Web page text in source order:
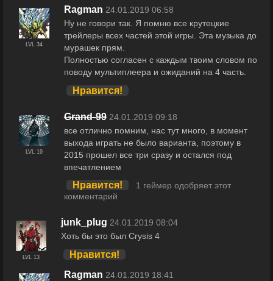
LVL 34
Ragman 24.01.2019 06:58
Ну не говори так. Я помню все крутецкие
трейлеры всех частей этой игры. Эта музыка до
мурашек прям.
Полностью согласен с каждым твоим словом по
поводу мультиплеера и ожиданий на 4 часть.
Нравится!
LVL 19
Grand-99 24.01.2019 09:18
все отлично помним, нас тут много, в момент
выхода играть не было варианта, поэтому в
2015 прошел все три сразу и остался под
впечатлением
Нравится!
1 геймер одобряет этот
комментарий
LVL 13
junk_plug 24.01.2019 08:04
Хоть бы это был Crysis 4
Нравится!
Ragman 24.01.2019 18:41